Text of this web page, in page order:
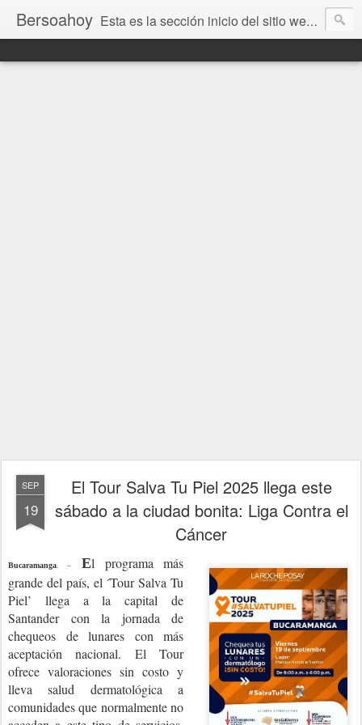
Bersoahoy Esta es la sección inicio del sitio web Bersoahoy con noticias virtuales. Entradas del informativo www.bersoahoy.co
SEP
19
El Tour Salva Tu Piel 2025 llega este
sábado a la ciudad bonita: Liga Contra el
Cáncer
Bucaramanga. – El programa más
grande del país, el ´Tour Salva Tu
Piel’ llega a la capital de
Santander con la jornada de
chequeos de lunares con más
aceptación nacional. El Tour
ofrece valoraciones sin costo y
lleva salud dermatológica a
comunidades que normalmente no